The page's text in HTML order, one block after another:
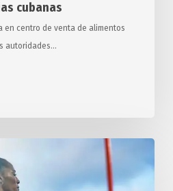
cubanas
en centro de venta de alimentos
autoridades…